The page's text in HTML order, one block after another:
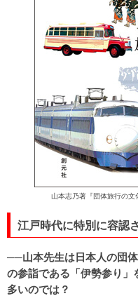
山本志乃著『団体旅行の文
江戸時代に特別に容認
──山本先生は日本人の団
の参詣である「伊勢参り」
多いのでは？